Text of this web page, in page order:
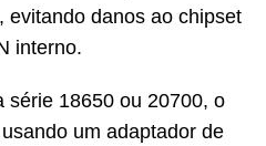
evitando danos ao chipset
interno.
série 18650 ou 20700, o
um adaptador de